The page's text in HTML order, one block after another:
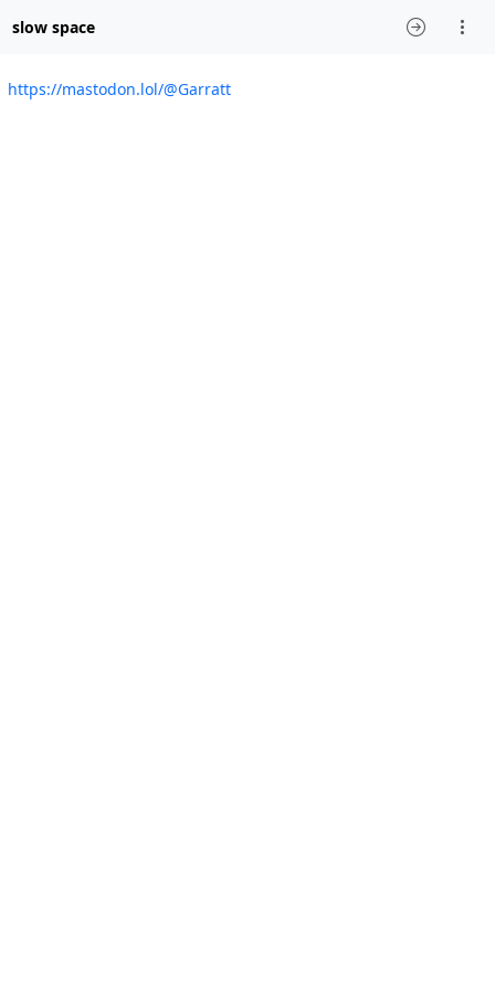
slow space
https://mastodon.lol/@Garratt